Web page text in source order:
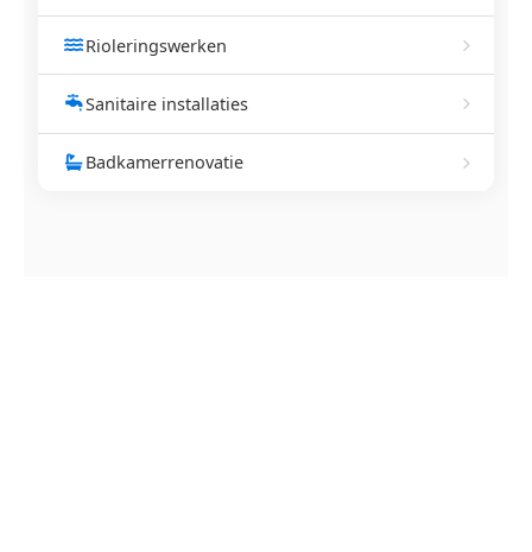
Rioleringswerken
Sanitaire installaties
Badkamerrenovatie